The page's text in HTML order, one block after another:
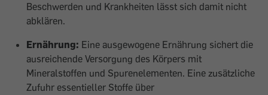
Beschwerden und Krankheiten lässt sich damit nicht
abklären.
Ernährung: Eine ausgewogene Ernährung sichert die
ausreichende Versorgung des Körpers mit
Mineralstoffen und Spurenelementen. Eine zusätzliche
Zufuhr essentieller Stoffe über